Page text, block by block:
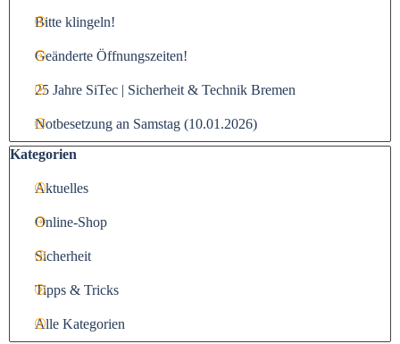
Bitte klingeln!
Geänderte Öffnungszeiten!
25 Jahre SiTec | Sicherheit & Technik Bremen
Notbesetzung an Samstag (10.01.2026)
Block überspringen Kategorien
Kategorien
Aktuelles
Online-Shop
Sicherheit
Tipps & Tricks
Alle Kategorien